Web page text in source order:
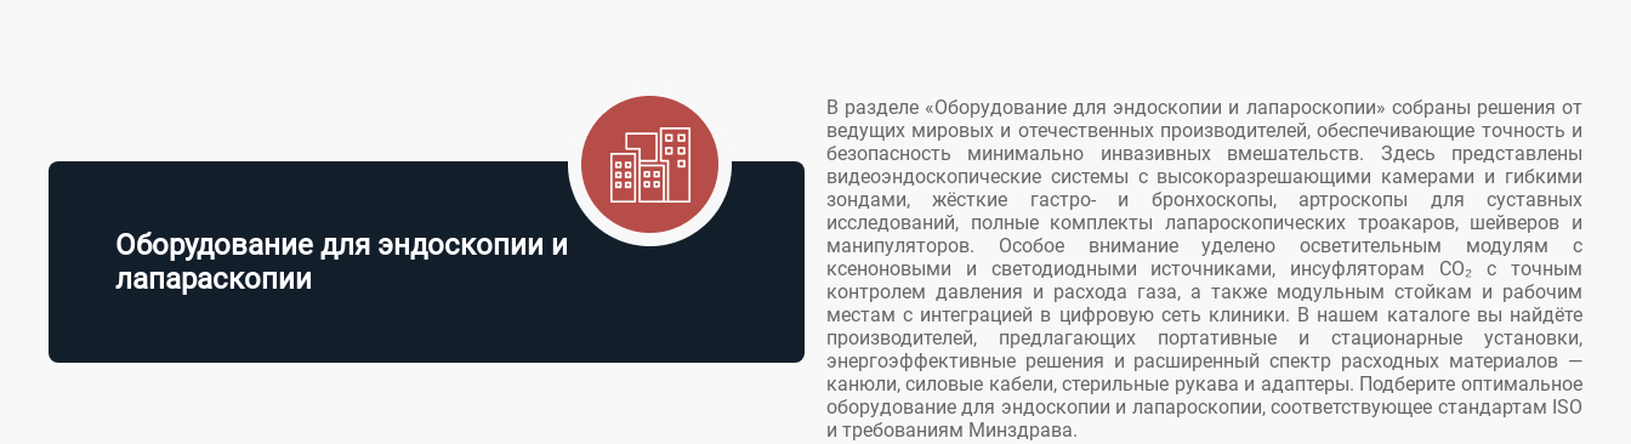
Оборудование для эндоскопии и
лапараскопии
В разделе «Оборудование для эндоскопии и лапароскопии» собраны решения от
ведущих мировых и отечественных производителей, обеспечивающие точность и
безопасность минимально инвазивных вмешательств. Здесь представлены
видеоэндоскопические системы с высоко­разрешающими камерами и гибкими
зондами, жёсткие гастро- и бронхоскопы, артроскопы для суставных
исследований, полные комплекты лапароскопических троакаров, шейверов и
манипуляторов. Особое внимание уделено осветительным модулям с
ксеноновыми и светодиодными источниками, инсуфляторам CO₂ с точным
контролем давления и расхода газа, а также модульным стойкам и рабочим
местам с интеграцией в цифровую сеть клиники. В нашем каталоге вы найдёте
производителей, предлагающих портативные и стационарные установки,
энергоэффективные решения и расширенный спектр расходных материалов —
канюли, силовые кабели, стерильные рукава и адаптеры. Подберите оптимальное
оборудование для эндоскопии и лапароскопии, соответствующее стандартам ISO
и требованиям Минздрава.